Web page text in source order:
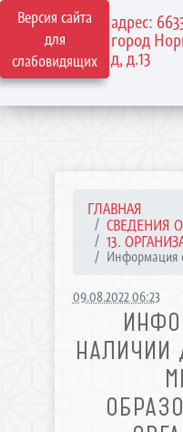
Версия сайта
для
слабовидящих
адрес:
город
д, д.13
ГЛАВНАЯ
СВЕДЕНИЯ
13.
Информация
09.08.2022 06:23
НАЛИЧИИ